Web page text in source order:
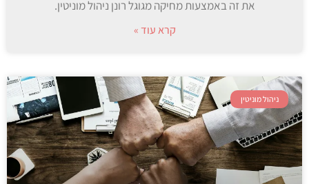
את זה באמצעות מחיקה מגוגל רונן ניהול מוניטין.
קרא עוד »
ניהול מוניטין